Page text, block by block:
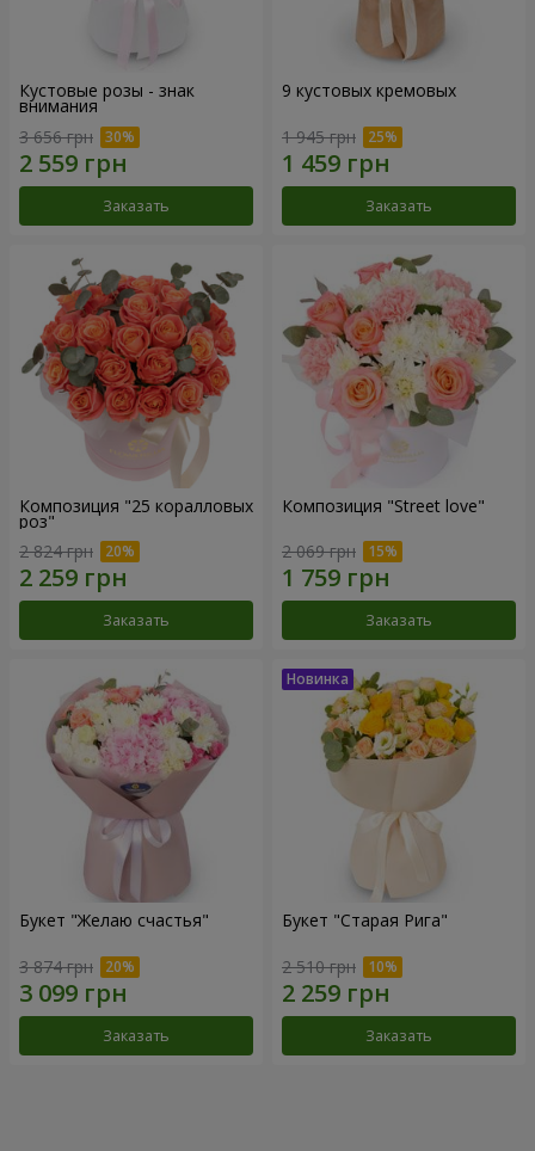
Кустовые розы - знак
внимания
3 656 грн
Заказать
9 кустовых кремовых
1 945 грн
Заказать
Композиция "25 коралловых
роз"
2 824 грн
Заказать
Композиция "Street love"
2 069 грн
Заказать
Букет "Желаю счастья"
3 874 грн
Заказать
Букет "Старая Рига"
2 510 грн
Заказать